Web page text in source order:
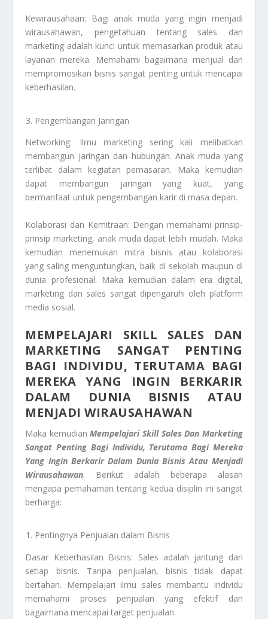
Kewirausahaan: Bagi anak muda yang ingin menjadi
wirausahawan, pengetahuan tentang sales dan
marketing adalah kunci untuk memasarkan produk atau
layanan mereka. Memahami bagaimana menjual dan
mempromosikan bisnis sangat penting untuk mencapai
keberhasilan.
Pengembangan Jaringan
Networking: Ilmu marketing sering kali melibatkan
membangun jaringan dan hubungan. Anak muda yang
terlibat dalam kegiatan pemasaran. Maka kemudian
dapat membangun jaringan yang kuat, yang
bermanfaat untuk pengembangan karir di masa depan.
Kolaborasi dan Kemitraan: Dengan memahami prinsip-
prinsip marketing, anak muda dapat lebih mudah. Maka
kemudian menemukan mitra bisnis atau kolaborasi
yang saling menguntungkan, baik di sekolah maupun di
dunia profesional. Maka kemudian dalam era digital,
marketing dan sales sangat dipengaruhi oleh platform
media sosial.
MEMPELAJARI SKILL SALES DAN
MARKETING SANGAT PENTING
BAGI INDIVIDU, TERUTAMA BAGI
MEREKA YANG INGIN BERKARIR
DALAM DUNIA BISNIS ATAU
MENJADI WIRAUSAHAWAN
Maka kemudianMempelajari Skill Sales Dan Marketing
Sangat Penting Bagi Individu, Terutama Bagi Mereka
Yang Ingin Berkarir Dalam Dunia Bisnis Atau Menjadi
Wirausahawan. Berikut adalah beberapa alasan
mengapa pemahaman tentang kedua disiplin ini sangat
berharga:
Pentingnya Penjualan dalam Bisnis
Dasar Keberhasilan Bisnis: Sales adalah jantung dari
setiap bisnis. Tanpa penjualan, bisnis tidak dapat
bertahan. Mempelajari ilmu sales membantu individu
memahami proses penjualan yang efektif dan
bagaimana mencapai target penjualan.